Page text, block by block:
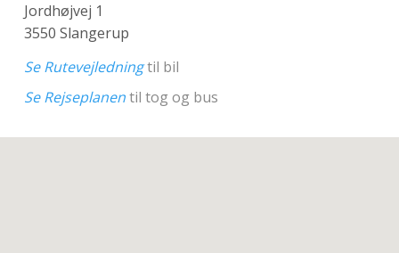
Jordhøjvej 1
3550 Slangerup
Se Rutevejledningtil bil
Se Rejseplanentil tog og bus